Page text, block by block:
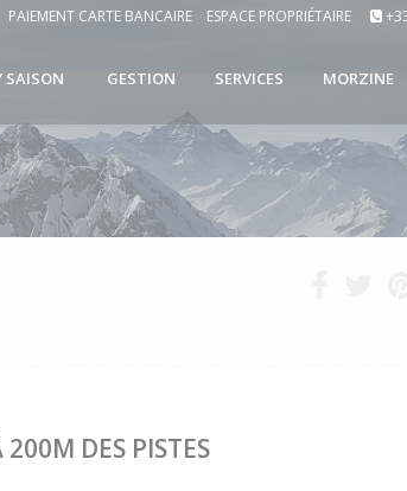
PAIEMENT CARTE BANCAIRE ESPACE PROPRIÉTAIRE
SAISON GESTION SERVICES MORZINE
DES PISTES